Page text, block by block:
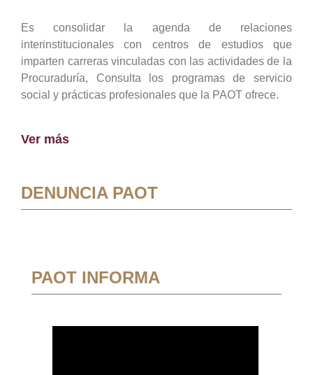
Es consolidar la agenda de relaciones
interinstitucionales con centros de estudios que
imparten carreras vinculadas con las actividades de la
Procuraduría, Consulta los programas de servicio
social y prácticas profesionales que la PAOT ofrece.
Ver más
DENUNCIA PAOT
PAOT INFORMA